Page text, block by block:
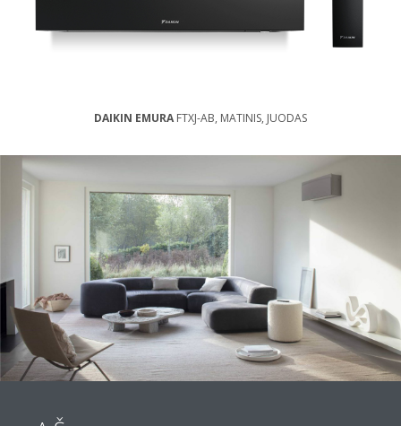
DAIKIN EMURA FTXJ-AB, MATINIS, JUODAS